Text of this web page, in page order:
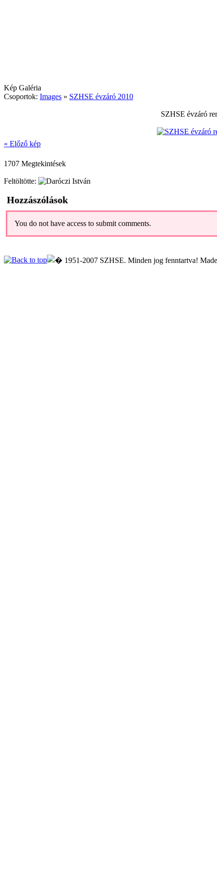
Kép Galéria
Csoportok: Images » SZHSE évzáró 2010
SZHSE évzáró
« Előző kép
1707 Megtekintések
Feltöltötte:
Hozzászólások
You do not have access to submit comments.